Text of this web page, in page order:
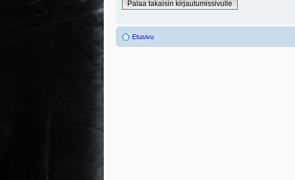
Palaa takaisin kirjautumissivulle
Etusivu